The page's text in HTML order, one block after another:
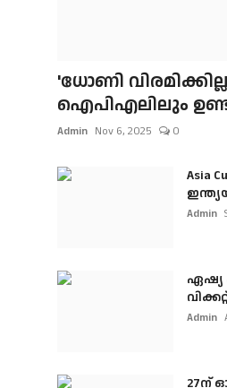
'ധോണി
ഐപിഎലിലും
Admin Nov 6, 2025 0
Asia
Admin
ഏഷ്യ
Admin
27ന്